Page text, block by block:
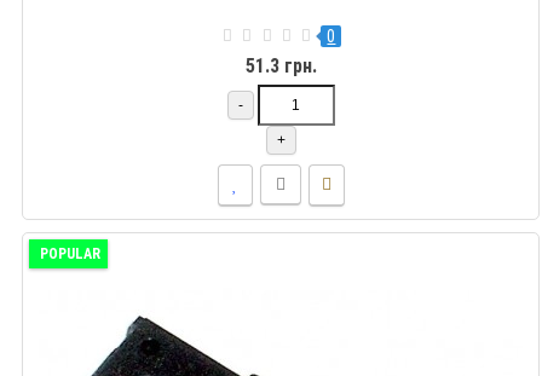
0
51.3 грн.
-
+
POPULAR